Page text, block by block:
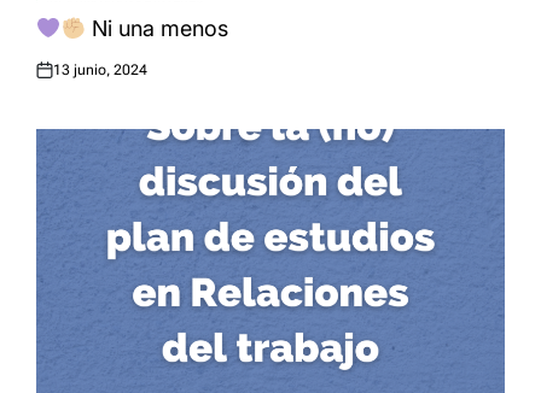
IN
Ni una menos
Posted
13 junio, 2024